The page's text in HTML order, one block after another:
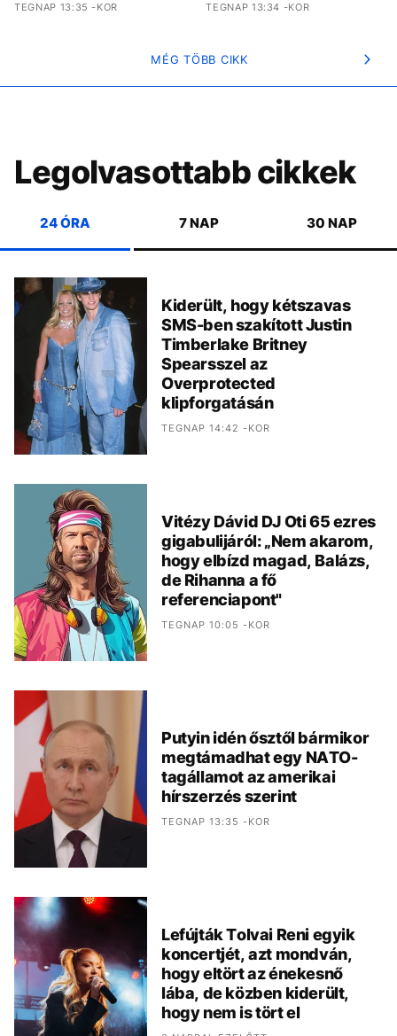
TEGNAP 13:35 -KOR TEGNAP 13:34 -KOR
MÉG TÖBB CIKK
Legolvasottabb cikkek
24 ÓRA 7 NAP 30 NAP
Kiderült, hogy kétszavas
SMS-ben szakított Justin
Timberlake Britney
Spearsszel az
Overprotected
klipforgatásán
TEGNAP 14:42 -KOR
Vitézy Dávid DJ Oti 65 ezres
gigabulijáról: „Nem akarom,
hogy elbízd magad, Balázs,
de Rihanna a fő
referenciapont"
TEGNAP 10:05 -KOR
Putyin idén ősztől bármikor
megtámadhat egy NATO-
tagállamot az amerikai
hírszerzés szerint
TEGNAP 13:35 -KOR
Lefújták Tolvai Reni egyik
koncertjét, azt mondván,
hogy eltört az énekesnő
lába, de közben kiderült,
hogy nem is tört el